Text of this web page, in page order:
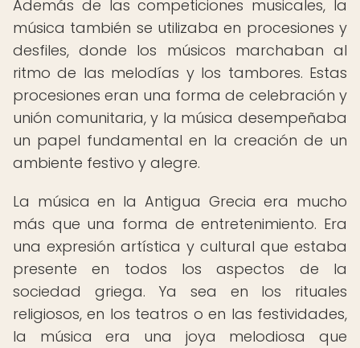
Además de las competiciones musicales, la
música también se utilizaba en procesiones y
desfiles, donde los músicos marchaban al
ritmo de las melodías y los tambores. Estas
procesiones eran una forma de celebración y
unión comunitaria, y la música desempeñaba
un papel fundamental en la creación de un
ambiente festivo y alegre.
La música en la Antigua Grecia era mucho
más que una forma de entretenimiento. Era
una expresión artística y cultural que estaba
presente en todos los aspectos de la
sociedad griega. Ya sea en los rituales
religiosos, en los teatros o en las festividades,
la música era una joya melodiosa que